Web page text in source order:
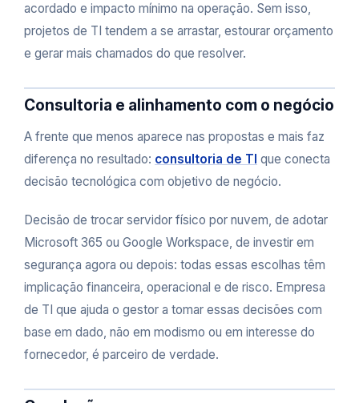
acordado e impacto mínimo na operação. Sem isso,
projetos de TI tendem a se arrastar, estourar orçamento
e gerar mais chamados do que resolver.
Consultoria e alinhamento com o negócio
A frente que menos aparece nas propostas e mais faz
diferença no resultado: consultoria de TI que conecta
decisão tecnológica com objetivo de negócio.
Decisão de trocar servidor físico por nuvem, de adotar
Microsoft 365 ou Google Workspace, de investir em
segurança agora ou depois: todas essas escolhas têm
implicação financeira, operacional e de risco. Empresa
de TI que ajuda o gestor a tomar essas decisões com
base em dado, não em modismo ou em interesse do
fornecedor, é parceiro de verdade.